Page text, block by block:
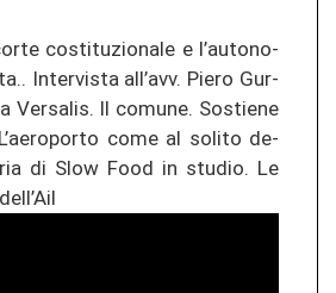
costi­tu­zio­na­le e l’au­to­no­
In­ter­vis­ta all’avv. Piero Gur­
Ver­sa­lis. Il co­mu­ne. Sos­tie­ne
come al so­li­to de­
di Slow Food in stu­dio. Le